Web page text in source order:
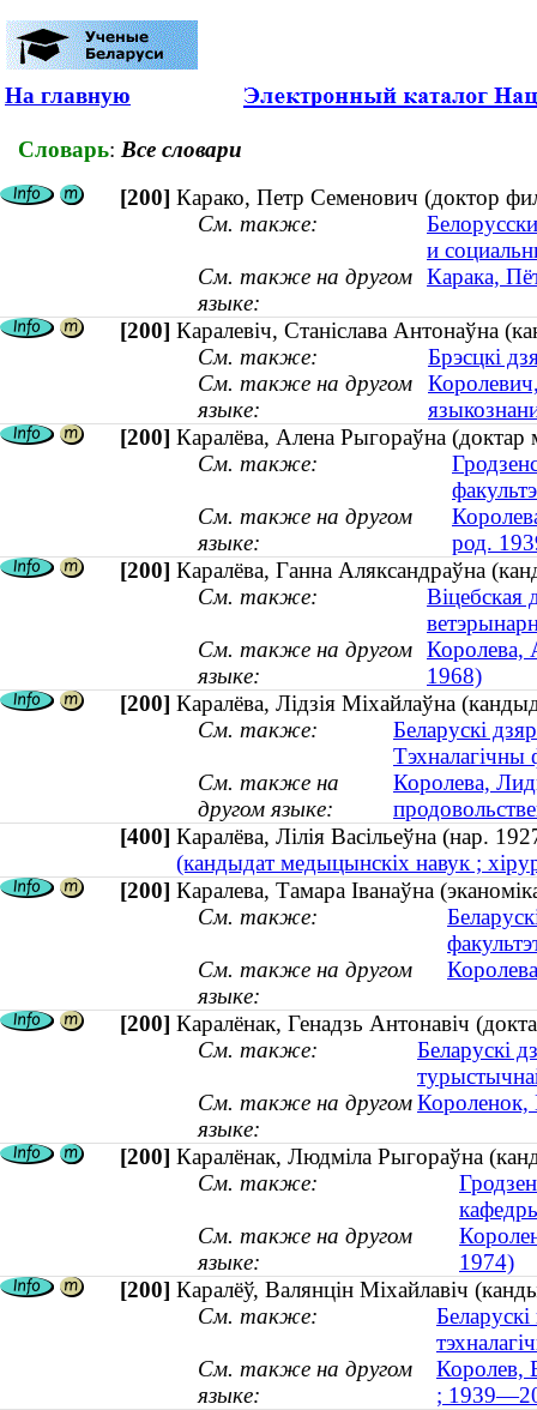
На главную
Словарь: Все словари
[200] Карако, Петр Семенович (доктор
См. также:
и
См. также на другом
языке:
Карака,
[200] Каралевіч, Станіслава Антонаўна
См. также:
Брэсцкі
См. также на другом
языке:
[200] Каралёва, Алена Рыгораўна (доктар
См. также:
См. также на другом
языке:
род.
[200] Каралёва, Ганна Аляксандраўна
См. также:
Віцебская
См. также на другом
языке:
Королева,
1968)
[200] Каралёва, Лідзія Міхайлаўна
См. также:
Беларускі
Тэхналагічны
См. также на
другом языке:
Королева,
[400] Каралёва, Лілія Васільеўна (нар.
(кандыдат медыцынскіх навук ;
[200] Каралева, Тамара Іванаўна
См. также:
См. также на другом
языке:
[200] Каралёнак, Генадзь Антонавіч
См. также:
Беларускі
См. также на другом
языке:
Короленок,
[200] Каралёнак, Людміла Рыгораўна
См. также:
См. также на другом
языке:
1974)
[200] Каралёў, Валянцін Міхайлавіч
См. также:
См. также на другом
языке:
Королев,
;